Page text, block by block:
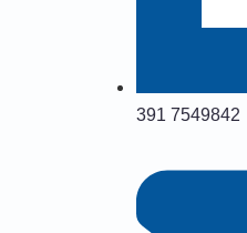
391 7549842